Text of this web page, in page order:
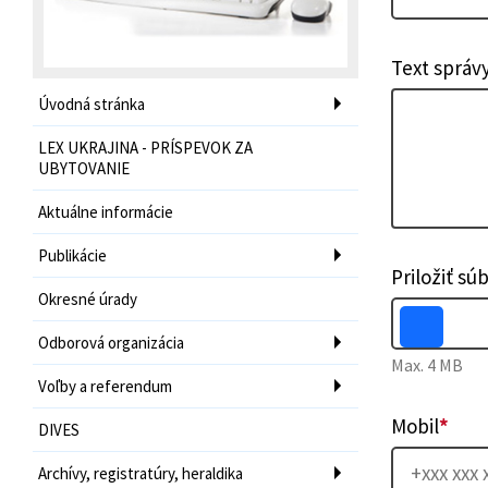
Úvodná stránka
LEX UKRAJINA - PRÍSPEVOK ZA
UBYTOVANIE
Aktuálne informácie
Publikácie
Okresné úrady
Odborová organizácia
Voľby a referendum
DIVES
Archívy, registratúry, heraldika
Text
Priložiť
Max. 4 MB
Mobil*